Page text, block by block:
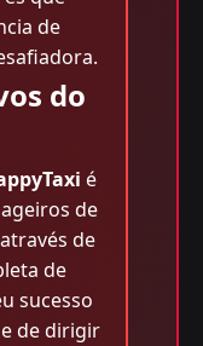
de
do
é
de
de
de
sucesso
de dirigir